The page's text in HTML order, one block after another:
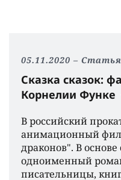
05.11.2020 Статья
Сказка сказок:
Корнелии Функе
В российский
анимационный
драконов". В основе
одноименный
писательницы,